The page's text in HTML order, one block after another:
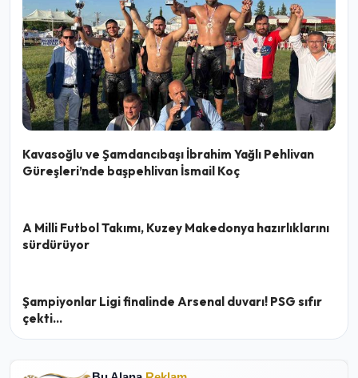
Kavasoğlu ve Şamdancıbaşı İbrahim Yağlı Pehlivan
Güreşleri’nde başpehlivan İsmail Koç
A Milli Futbol Takımı, Kuzey Makedonya hazırlıklarını
sürdürüyor
Şampiyonlar Ligi finalinde Arsenal duvarı! PSG sıfır
çekti...